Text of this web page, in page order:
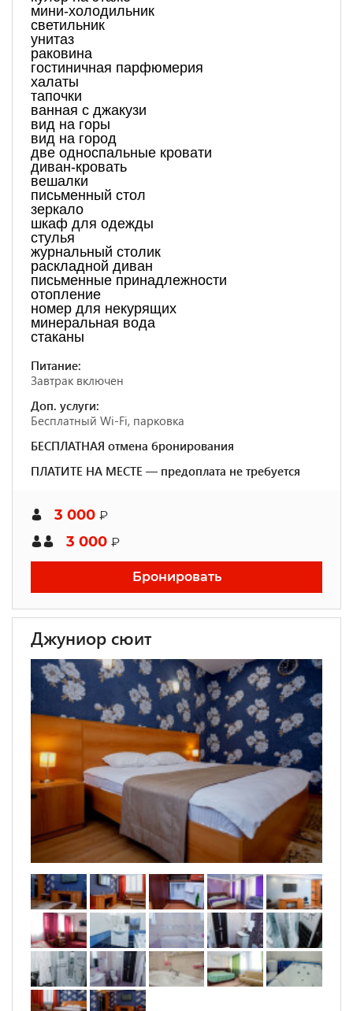
мини-холодильник
светильник
унитаз
раковина
гостиничная парфюмерия
халаты
тапочки
ванная с джакузи
вид на горы
вид на город
две односпальные кровати
диван-кровать
вешалки
письменный стол
зеркало
шкаф для одежды
стулья
журнальный столик
раскладной диван
письменные принадлежности
отопление
номер для некурящих
минеральная вода
стаканы
Питание:
Завтрак включен
Доп. услуги:
Бесплатный Wi-Fi, парковка
БЕСПЛАТНАЯ отмена бронирования
ПЛАТИТЕ НА МЕСТЕ — предоплата не требуется
3 000 ₽
3 000 ₽
Бронировать
Джуниор сюит